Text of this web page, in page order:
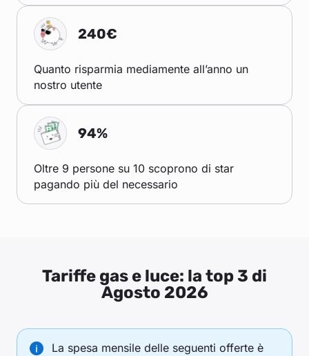
240€
Quanto risparmia mediamente all’anno un
nostro utente
94%
Oltre 9 persone su 10 scoprono di star
pagando più del necessario
Tariffe gas e luce: la top 3 di
Agosto 2026
La spesa mensile delle seguenti offerte è